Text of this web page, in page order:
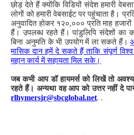
छोड़ देते हैं क्योंकि विडियों संदेश हमारी
लोगों को हमारी वेबसाईट पर पहुंचाता है।
अनुवादित होकर १२०,००० प्रति माह
हैं। उपलब्ध रहते हैं। पांडुलिपि संदेशों का
बिना अनुमति के भी उपयोग में ला सकते हैं।
मासिक दान हमें दे सकते हैं ताकि संपूर्ण
महान कार्य में सहायता मिल सके।
जब कभी आप डॉ हायमर्स को लिखें तो
रहते हैं। अन्यथा वह आप को उत्तर नहीं दे
rlhymersjr@sbcglobal.net. .